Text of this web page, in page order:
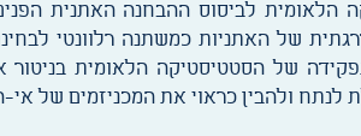
לביסוס ההבחנה האתנית
של האתניות כמשתנה רלוונטי
של הסטטיסטיקה הלאומית
לנתח ולהבין כראוי את המכניזמים של אי-